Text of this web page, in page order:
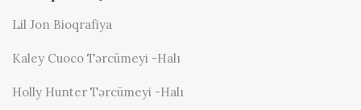
Lil Jon Bioqrafiya
Kaley Cuoco Tərcümeyi -halı
Holly Hunter Tərcümeyi -halı